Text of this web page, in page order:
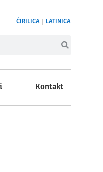
ĆIRILICA LATINICA
Kontakt